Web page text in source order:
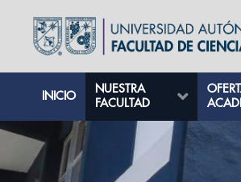
INICIO
NUESTRA
FACULTAD